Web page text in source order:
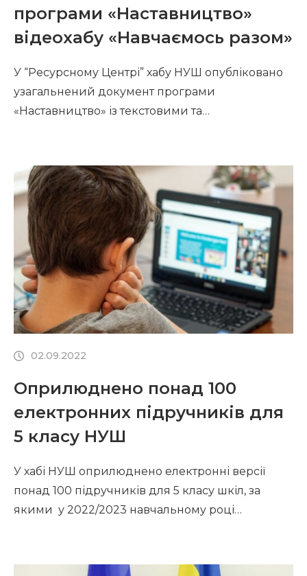
програми «Наставництво»
відеохабу «Навчаємось разом»
У “Ресурсному Центрі” хабу НУШ опубліковано
узагальнений документ програми
«Наставництво» із текстовими та
було проведено для викладачів закладів
післядипломної педагогічної освіти у червні
2022 року. Програма ознайомлює з
концепцією «Школа як організація, що
навчається» та основними завданнями
педагогів-наставників у формуванні та
впровадженні цієї концепції. […]
02.09.2022
Оприлюднено понад 100
електронних підручників для
5 класу НУШ
У хабі НУШ оприлюднено електронні версії
понад 100 підручників для 5 класу шкіл, за
якими у 2022/2023 навчальному році
навчальні програми Нової української школи.